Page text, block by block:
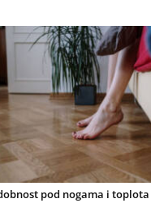
pod nogama i